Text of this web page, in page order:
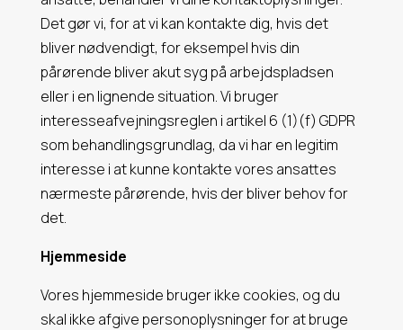
Det gør vi, for at vi kan kontakte dig, hvis det
bliver nødvendigt, for eksempel hvis din
pårørende bliver akut syg på arbejdspladsen
eller i en lignende situation. Vi bruger
interesseafvejningsreglen i artikel 6 (1)(f) GDPR
som behandlingsgrundlag, da vi har en legitim
interesse i at kunne kontakte vores ansattes
nærmeste pårørende, hvis der bliver behov for
det.
Hjemmeside
Vores hjemmeside bruger ikke cookies, og du
skal ikke afgive personoplysninger for at bruge